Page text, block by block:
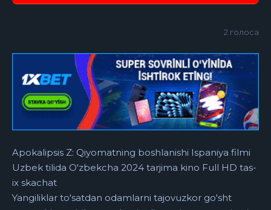
2 голоса
Apokalipsis Z: Qiyomatning boshlanishi Ispaniya filmi
Uzbek tilida O'zbekcha 2024 tarjima kino Full HD tas-
ix skachat
Yangiliklar to'satdan odamlarni tajovuzkor go'sht